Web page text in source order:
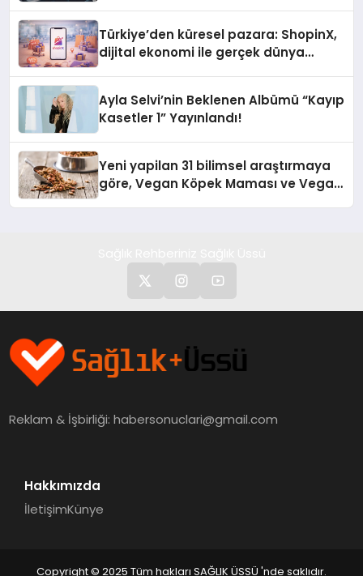
Türkiye’den küresel pazara: ShopinX,
dijital ekonomi ile gerçek dünya
Ayla Selvi’nin Beklenen Albümü “Kayıp
Kasetler 1” Yayınlandı!
Yeni yapilan 31 bilimsel araştırmaya
göre, Vegan Köpek Maması ve Vegan
Reklam & İşbirliği:habersonuclari@gmail.com
Hakkımızda
İletişimKünye
Copyright © 2025 Tüm hakları SAĞLIK ÜSSÜ 'nde saklıdır.